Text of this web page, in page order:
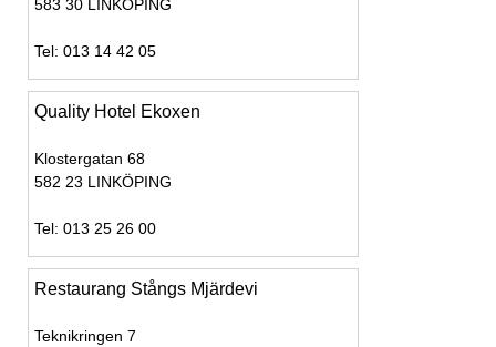
583 30 LINKÖPING
Tel: 013 14 42 05
Quality Hotel Ekoxen
Klostergatan 68
582 23 LINKÖPING
Tel: 013 25 26 00
Restaurang Stångs Mjärdevi
Teknikringen 7